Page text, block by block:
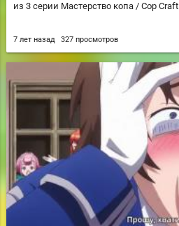
из 3 серии Мастерство копа / Cop Craft
7 лет назад 327 просмотров